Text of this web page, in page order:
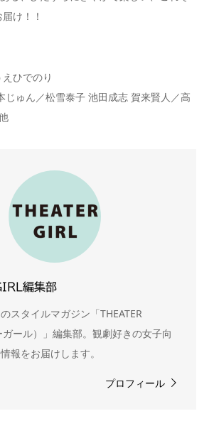
け！！
ひでのり
じゅん／松雪泰子 池田成志 賀来賢人／高
編集部
スタイルマガジン「THEATER
ール）」編集部。観劇好きの女子向
報をお届けします。
プロフィール